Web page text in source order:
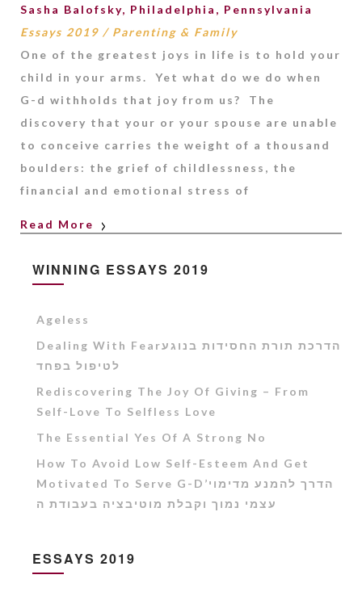
Sasha Balofsky, Philadelphia, Pennsylvania
Essays 2019 / Parenting & Family
One of the greatest joys in life is to hold your
child in your arms. Yet what do we do when
G-d withholds that joy from us? The
discovery that your or your spouse are unable
to conceive carries the weight of a thousand
boulders: the grief of childlessness, the
financial and emotional stress of
Read More
WINNING ESSAYS 2019
Ageless
Dealing With Fearהדרכת תורת החסידות בנוגע
לטיפול בפחד
Rediscovering The Joy Of Giving – From
Self-Love To Selfless Love
The Essential Yes Of A Strong No
How To Avoid Low Self-Esteem And Get
Motivated To Serve G-D’הדרך להמנע מדימוי
עצמי נמוך וקבלת מוטיבציה בעבודת ה
ESSAYS 2019